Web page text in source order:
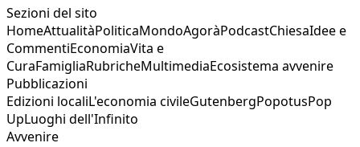
Sezioni del sito
HomeAttualitàPoliticaMondoAgoràPodcastChiesaIdee e
CommentiEconomiaVita e
CuraFamigliaRubricheMultimediaEcosistema avvenire
Pubblicazioni
Edizioni localiL'economia civileGutenbergPopotusPop
UpLuoghi dell'Infinito
Avvenire